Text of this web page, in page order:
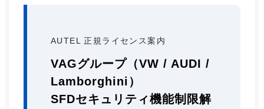
AUTEL 正規ライセンス案内
VAGグループ（VW / AUDI /
Lamborghini）
SFDセキュリティ機能制限解